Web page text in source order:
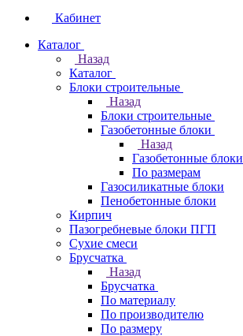
Кабинет
Каталог
Назад
Каталог
Блоки строительные
Назад
Блоки строительные
Газобетонные блоки
Назад
Газобетонные блоки
По размерам
Газосиликатные блоки
Пенобетонные блоки
Кирпич
Пазогребневые блоки ПГП
Сухие смеси
Брусчатка
Назад
Брусчатка
По материалу
По производителю
По размеру